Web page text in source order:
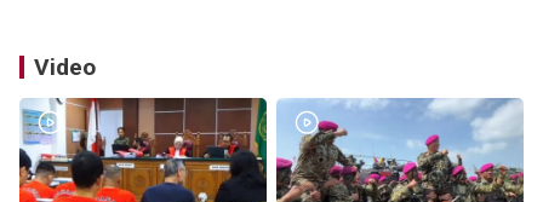
Video